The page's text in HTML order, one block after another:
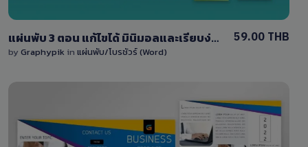
แผ่นพับ 3 ตอน แก้ไขได้ มินิมอลและเรียบง่าย ไฟล์ Word (docx) ด้านหน้าและหลัง
by Graphypik in แผ่นพับ/โบรชัวร์ (Word)
59.00 THB